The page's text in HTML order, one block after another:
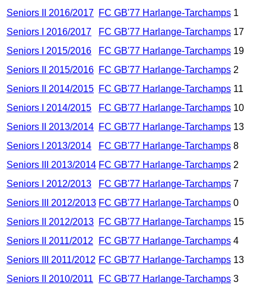
Seniors II 2016/2017 FC GB'77 Harlange-Tarchamps 1
Seniors I 2016/2017
FC GB'77 Harlange-Tarchamps 17
Seniors I 2015/2016
FC GB'77 Harlange-Tarchamps 19
Seniors II 2015/2016 FC GB'77 Harlange-Tarchamps 2
Seniors II 2014/2015 FC GB'77 Harlange-Tarchamps 11
Seniors I 2014/2015
FC GB'77 Harlange-Tarchamps 10
Seniors II 2013/2014 FC GB'77 Harlange-Tarchamps 13
Seniors I 2013/2014
FC GB'77 Harlange-Tarchamps 8
Seniors III 2013/2014 FC GB'77 Harlange-Tarchamps 2
Seniors I 2012/2013
FC GB'77 Harlange-Tarchamps 7
Seniors III 2012/2013 FC GB'77 Harlange-Tarchamps 0
Seniors II 2012/2013 FC GB'77 Harlange-Tarchamps 15
Seniors II 2011/2012
FC GB'77 Harlange-Tarchamps 4
Seniors III 2011/2012 FC GB'77 Harlange-Tarchamps 13
Seniors II 2010/2011
FC GB'77 Harlange-Tarchamps 3